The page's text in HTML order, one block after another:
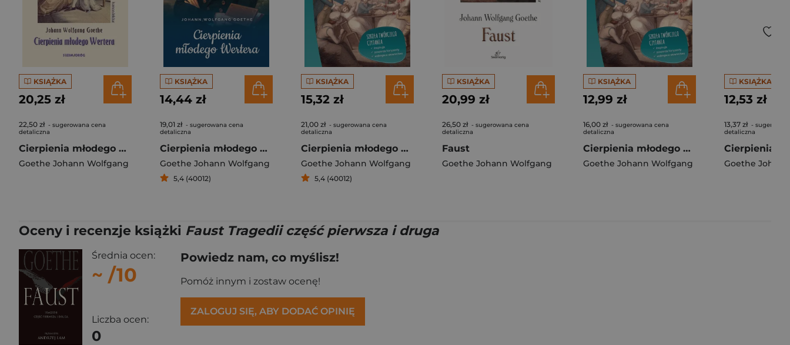
KSIĄŻKA
20,25 zł
22,50 zł - sugerowana cena
detaliczna
Cierpienia młodego Wertera
Goethe Johann Wolfgang
KSIĄŻKA
14,44 zł
19,01 zł - sugerowana cena
detaliczna
Cierpienia młodego Wertera
Goethe Johann Wolfgang
5,4 (40012)
KSIĄŻKA
15,32 zł
21,00 zł - sugerowana cena
detaliczna
Cierpienia młodego Wertera
Goethe Johann Wolfgang
5,4 (40012)
KSIĄŻKA
20,99 zł
26,50 zł - sugerowana cena
detaliczna
Faust
Goethe Johann Wolfgang
KSIĄŻKA
12,99 zł
16,00 zł - sugerowana cena
detaliczna
Cierpienia młodego Wertera Lektura z opracowaniem
Goethe Johann Wolfgang
KSIĄŻKA
12,53 zł
13,37 zł -
detaliczna
Goethe
Oceny i recenzje książki Faust Tragedii część pierwsza i druga
Średnia ocen:
~ /10
Liczba ocen:
0
Powiedz nam, co myślisz!
Pomóż innym i zostaw ocenę!
ZALOGUJ SIĘ, ABY DODAĆ OPINIĘ